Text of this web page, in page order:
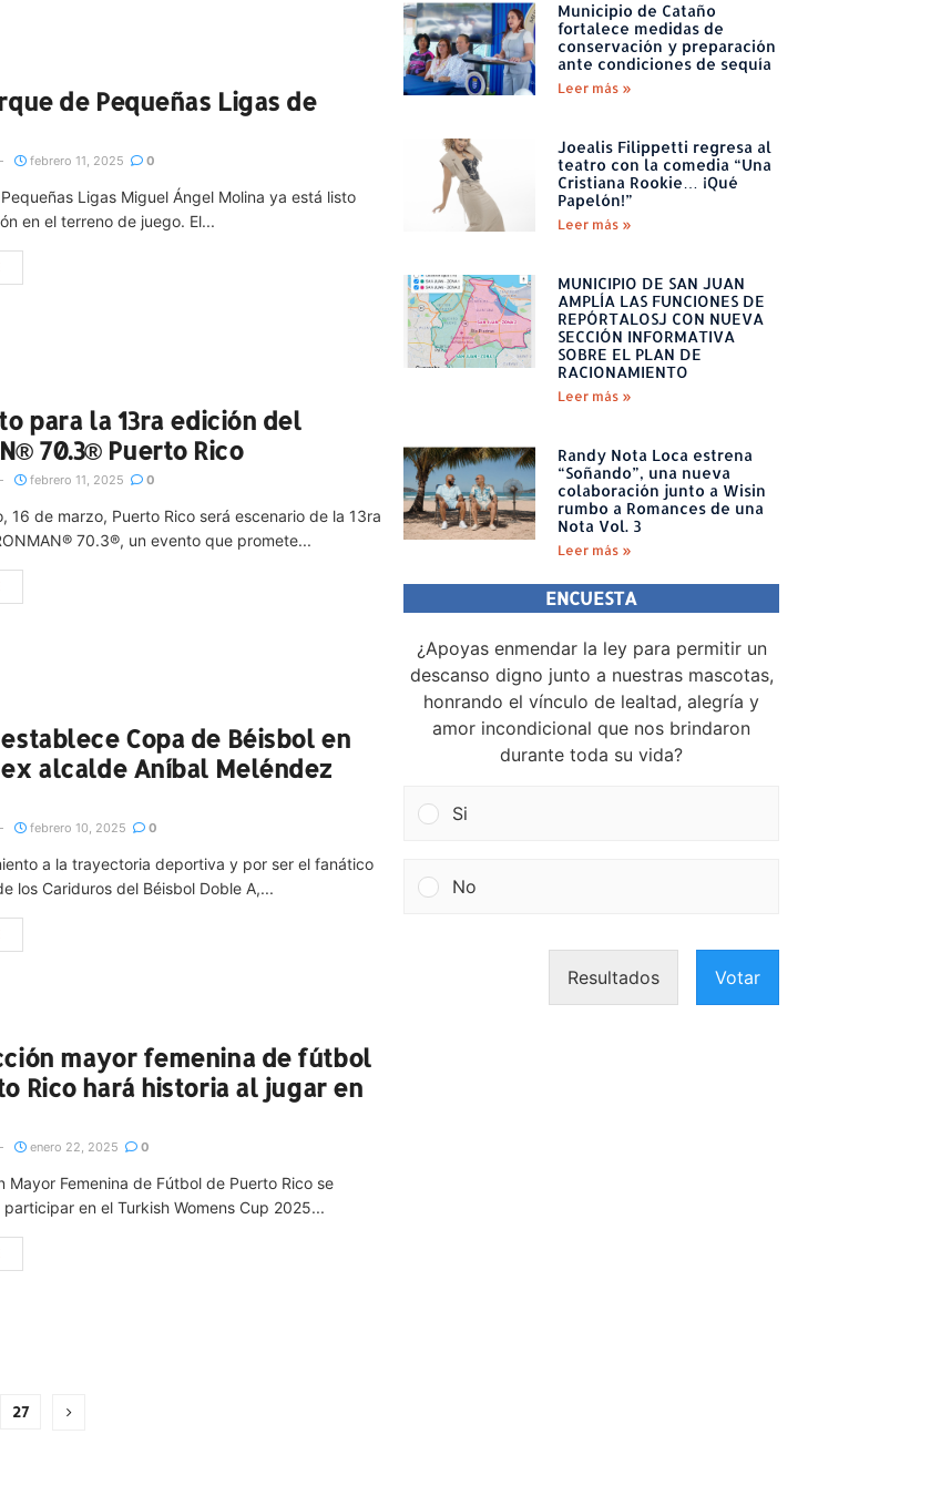
de Pequeñas Ligas de
febrero 11, 2025 0
Ligas Miguel Ángel Molina ya está listo
en el terreno de juego. El...
para la 13ra edición del
70.3® Puerto Rico
febrero 11, 2025 0
16 de marzo, Puerto Rico será escenario de la 13ra
70.3®, un evento que promete...
Copa de Béisbol en
alcalde Aníbal Meléndez
febrero 10, 2025 0
a la trayectoria deportiva y por ser el fanático
los Cariduros del Béisbol Doble A,...
mayor femenina de fútbol
Rico hará historia al jugar en
enero 22, 2025 0
Mayor Femenina de Fútbol de Puerto Rico se
en el Turkish Womens Cup 2025...
27
Municipio de Cataño
fortalece medidas de
conservación y preparación
ante condiciones de sequía
Leer más »
Joealis Filippetti regresa al
teatro con la comedia “Una
Cristiana Rookie… ¡Qué
Papelón!”
Leer más »
MUNICIPIO DE SAN JUAN
AMPLÍA LAS FUNCIONES DE
REPÓRTALOSJ CON NUEVA
SECCIÓN INFORMATIVA
SOBRE EL PLAN DE
RACIONAMIENTO
Leer más »
Randy Nota Loca estrena
“Soñando”, una nueva
colaboración junto a Wisin
rumbo a Romances de una
Nota Vol. 3
Leer más »
ENCUESTA
¿Apoyas enmendar la ley para permitir un
descanso digno junto a nuestras mascotas,
honrando el vínculo de lealtad, alegría y
amor incondicional que nos brindaron
durante toda su vida?
Si
No
Resultados Votar